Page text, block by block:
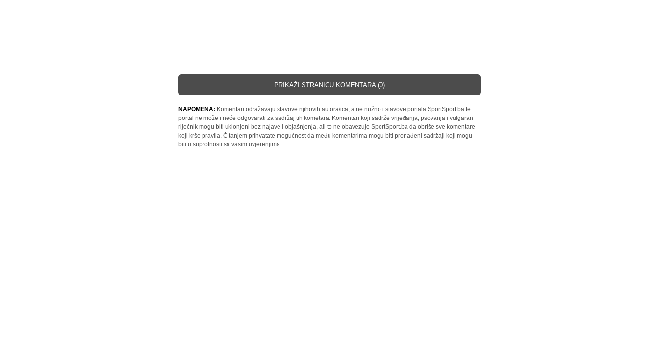
PRIKAŽI STRANICU KOMENTARA (0)
NAPOMENA: Komentari odražavaju stavove njihovih autora/ica, a ne nužno i stavove portala SportSport.ba te
portal ne može i neće odgovarati za sadržaj tih kometara. Komentari koji sadrže vrijeđanja, psovanja i vulgaran
riječnik mogu biti uklonjeni bez najave i objašnjenja, ali to ne obavezuje SportSport.ba da obriše sve komentare
koji krše pravila. Čitanjem prihvatate mogućnost da među komentarima mogu biti pronađeni sadržaji koji mogu
biti u suprotnosti sa vašim uvjerenjima.